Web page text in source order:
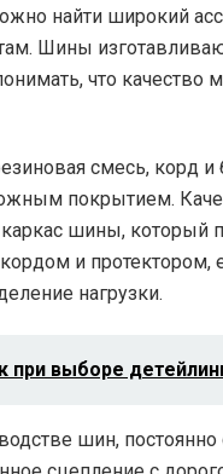
найти широкий
Шины
что качество
смесь, корд и
покрытием.
шины, который
и
нагрузки.
выборе
шин,